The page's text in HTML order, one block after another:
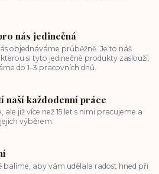
nás jedinečná
objednáváme průběžně. Je to náš
si tyto jedinečné produkty zaslouží.
do 1–3 pracovních dnů.
naší každodenní práce
již více než 15 let s nimi pracujeme a
výběrem.
balíme, aby vám udělala radost hned při